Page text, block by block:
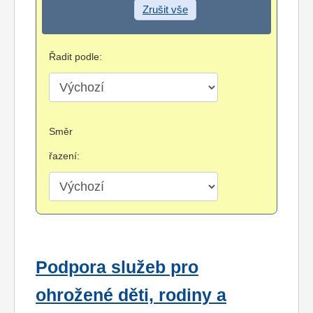
Zrušit vše
Řadit podle:
Směr
řazení:
Podpora služeb pro
ohrožené děti, rodiny a